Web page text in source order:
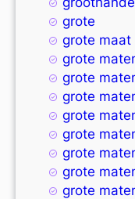
grote
grote maat
grote
grote
grote
grote
grote
grote
grote
grote